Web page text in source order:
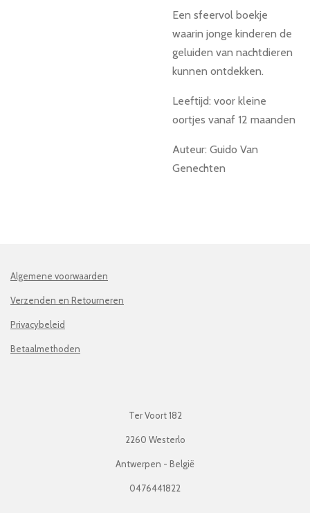
Een sfeervol boekje
waarin jonge kinderen de
geluiden van nachtdieren
kunnen ontdekken.
Leeftijd: voor kleine
oortjes vanaf 12 maanden
Auteur: Guido Van
Genechten
Algemene voorwaarden
Verzenden en Retourneren
Privacybeleid
Betaalmethoden
Ter Voort 182
2260 Westerlo
Antwerpen - België
0476441822